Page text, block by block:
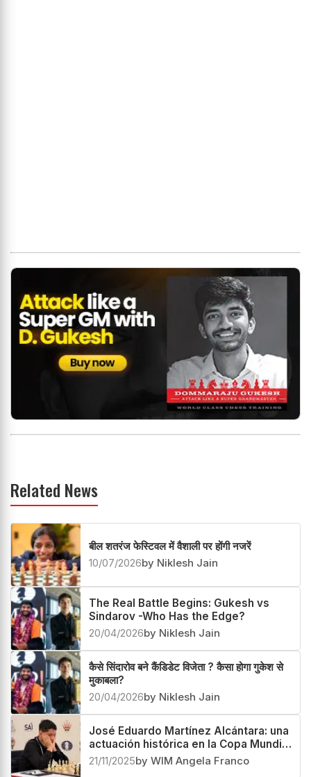
Related News
बील शतरंज फेस्टिवल में वैशाली पर होंगी नजरें
10/07/2026by Niklesh Jain
The Real Battle Begins: Gukesh vs
Sindarov -Who Has the Edge?
20/04/2026by Niklesh Jain
कैसे सिंदारोव बने कैंडिडेट विजेता ? कैसा होगा गुकेश से
मुकाबला?
20/04/2026by Niklesh Jain
José Eduardo Martínez Alcántara: una
actuación histórica en la Copa Mundial
de Goa
21/11/2025by WIM Angela Franco